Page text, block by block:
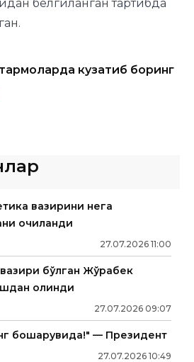
белгиланган тартибда
кузатиб боринг
вазирини нега
очиқланди
27.07.2026 11:00
бўлган Жўрабек
олинди
27.07.2026 09:07
бошқарувида!" — Президент
27.07.2026 10:49